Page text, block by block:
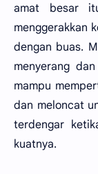
amat besar
menggerakkan
dengan buas.
menyerang
mampu
dan meloncat
terdengar
kuatnya.